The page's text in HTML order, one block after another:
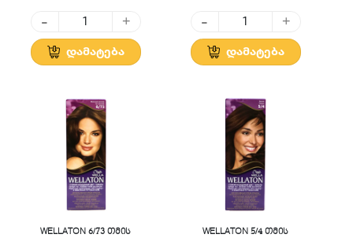
- +
დამატება
- +
დამატება
WELLATON 6/73 თმის
WELLATON 5/4 თმის